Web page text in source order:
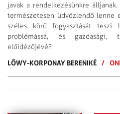
javak a rendelkezésünkre
természetesen üdvözlendő lenne
széles körű fogyasztását
problémássá, és gazdasági,
előidézőjévé?
LÕWY-KORPONAY BERENIKÉ /